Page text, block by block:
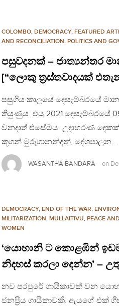
COLOMBO, DEMOCRACY, FEATURED
AND RECONCILIATION, POLITICS AND
පසුවදනක් – ජාත්‍යන්තර
[“ලොකු ත්‍රස්තවාදයක්
පසුගිය කාලයේ දෙසැම්බරයේ
තියුණුය. එය 2021 දෙසැම්බරයේ
වනදාත් එසේමය. උදාහරණ
කූගන් මුරුගානන්දන්, දේශපාලන…
WASANTHA BANDARA on
DEMOCRACY, END OF THE WAR,
MILITARIZATION, MULLAITIVU, PEACE
WOMEN
‘යොහානි ට කොළඹින්
නිදහස් කරලා දෙන්න’ –
නව පරපුරේ ගායිකාවක් වන
ජනප්‍රිය ගායිකාවකි. ඇයගේ එක්